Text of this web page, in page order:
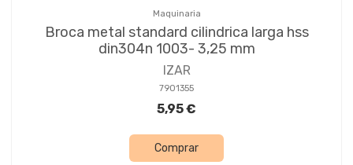
Maquinaria
Broca metal standard cilindrica larga hss
din304n 1003- 3,25 mm
IZAR
7901355
5,95 €
Comprar